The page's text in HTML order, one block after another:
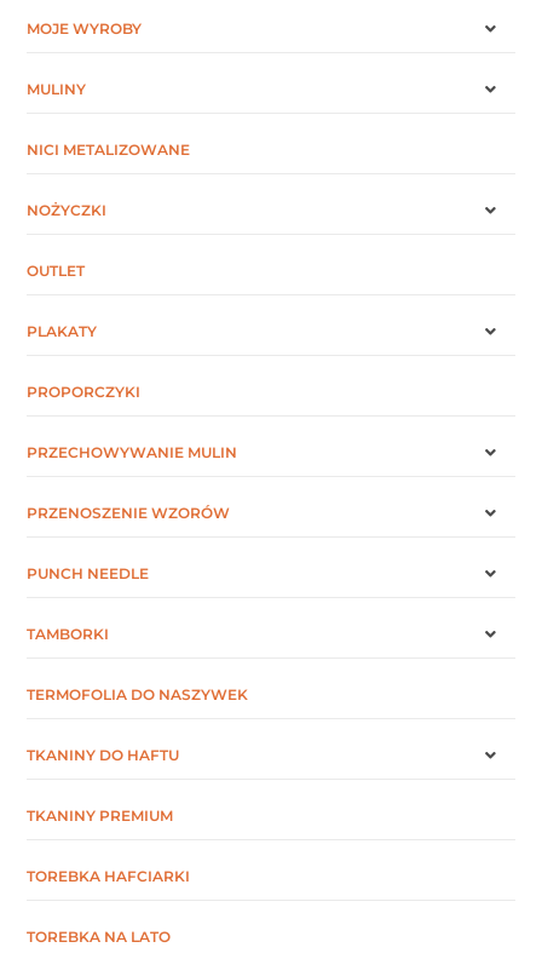
MOJE WYROBY
MULINY
NICI METALIZOWANE
NOŻYCZKI
OUTLET
PLAKATY
PROPORCZYKI
PRZECHOWYWANIE MULIN
PRZENOSZENIE WZORÓW
PUNCH NEEDLE
TAMBORKI
TERMOFOLIA DO NASZYWEK
TKANINY DO HAFTU
TKANINY PREMIUM
TOREBKA HAFCIARKI
TOREBKA NA LATO